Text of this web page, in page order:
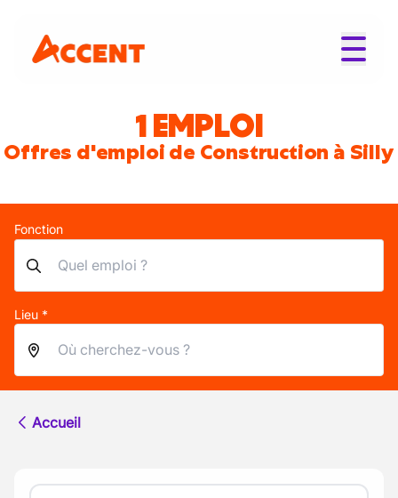
1 EMPLOI
Offres d'emploi de Construction à Silly
Fonction
Lieu *
Accueil